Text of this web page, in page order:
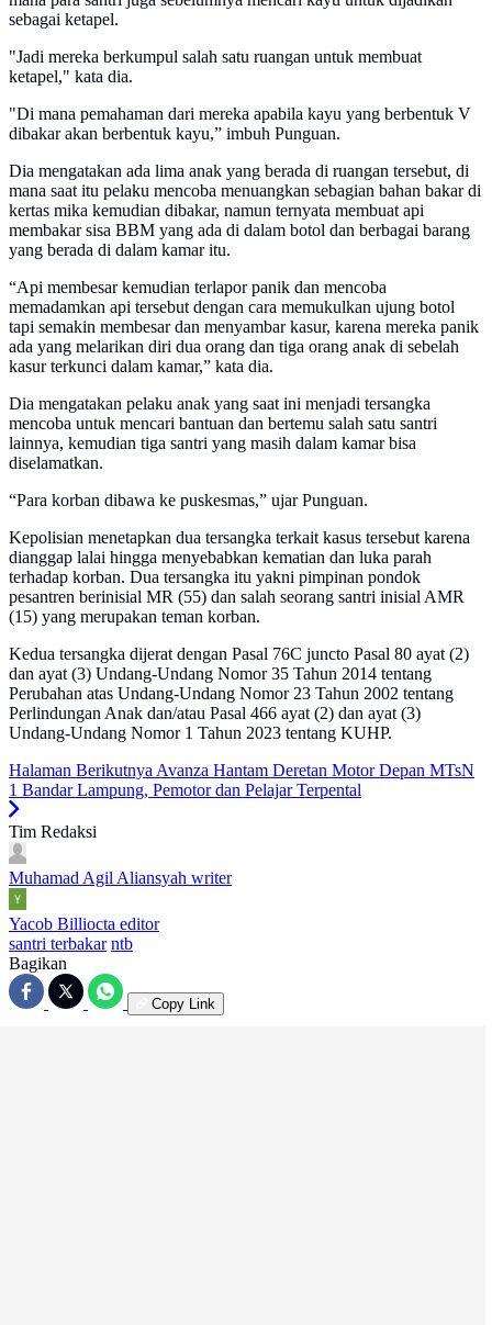
sebagai ketapel.
"Jadi mereka berkumpul salah satu ruangan untuk membuat
ketapel," kata dia.
"Di mana pemahaman dari mereka apabila kayu yang berbentuk V
dibakar akan berbentuk kayu,” imbuh Punguan.
Dia mengatakan ada lima anak yang berada di ruangan tersebut, di
mana saat itu pelaku mencoba menuangkan sebagian bahan bakar di
kertas mika kemudian dibakar, namun ternyata membuat api
membakar sisa BBM yang ada di dalam botol dan berbagai barang
yang berada di dalam kamar itu.
“Api membesar kemudian terlapor panik dan mencoba
memadamkan api tersebut dengan cara memukulkan ujung botol
tapi semakin membesar dan menyambar kasur, karena mereka panik
ada yang melarikan diri dua orang dan tiga orang anak di sebelah
kasur terkunci dalam kamar,” kata dia.
Dia mengatakan pelaku anak yang saat ini menjadi tersangka
mencoba untuk mencari bantuan dan bertemu salah satu santri
lainnya, kemudian tiga santri yang masih dalam kamar bisa
diselamatkan.
“Para korban dibawa ke puskesmas,” ujar Punguan.
Kepolisian menetapkan dua tersangka terkait kasus tersebut karena
dianggap lalai hingga menyebabkan kematian dan luka parah
terhadap korban. Dua tersangka itu yakni pimpinan pondok
pesantren berinisial MR (55) dan salah seorang santri inisial AMR
(15) yang merupakan teman korban.
Kedua tersangka dijerat dengan Pasal 76C juncto Pasal 80 ayat (2)
dan ayat (3) Undang-Undang Nomor 35 Tahun 2014 tentang
Perubahan atas Undang-Undang Nomor 23 Tahun 2002 tentang
Perlindungan Anak dan/atau Pasal 466 ayat (2) dan ayat (3)
Undang-Undang Nomor 1 Tahun 2023 tentang KUHP.
Halaman BerikutnyaAvanza Hantam Deretan Motor Depan MTsN
1 Bandar Lampung, Pemotor dan Pelajar Terpental
Tim Redaksi
Muhamad Agil Aliansyah writer
Yacob Billiocta editor
santri terbakar ntb
Bagikan
Copy Link